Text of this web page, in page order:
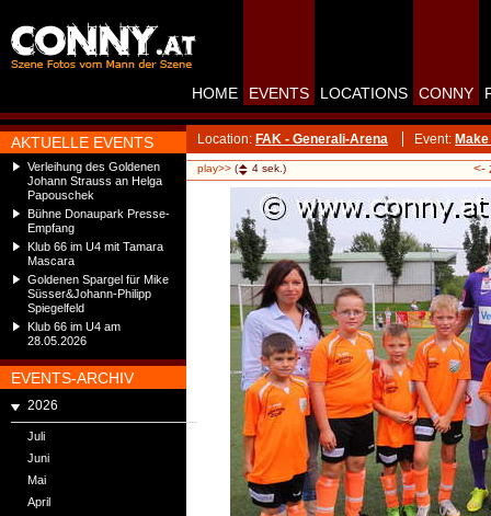
AKTUELLE EVENTS
Verleihung des Goldenen
Johann Strauss an Helga
Papouschek
Bühne Donaupark Presse-
Empfang
Klub 66 im U4 mit Tamara
Mascara
Goldenen Spargel für Mike
Süsser&Johann-Philipp
Spiegelfeld
Klub 66 im U4 am
28.05.2026
EVENTS-ARCHIV
2026
Juli
Juni
Mai
April
HOME EVENTS LOCATIONS CONNY
Location: FAK - Generali-Arena Event:
play>> ( 4 sek.) <-